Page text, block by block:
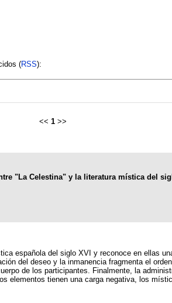
(RSS):
<< 1 >>
"La Celestina" y la literatura mística del
española del siglo XVI y reconoce en ellas
del deseo y la inmanencia fragmenta el
de los participantes. Finalmente, la
elementos tienen una carga negativa, los